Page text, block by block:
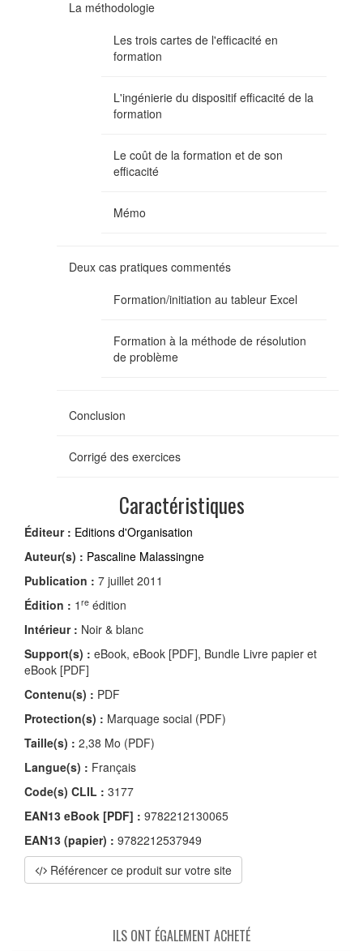
La méthodologie
Les trois cartes de l'efficacité en
formation
L'ingénierie du dispositif efficacité de la
formation
Le coût de la formation et de son
efficacité
Mémo
Deux cas pratiques commentés
Formation/initiation au tableur Excel
Formation à la méthode de résolution
de problème
Conclusion
Corrigé des exercices
Caractéristiques
Éditeur : Editions d'Organisation
Auteur(s) : Pascaline Malassingne
Publication : 7 juillet 2011
Édition : 1 re édition
Intérieur : Noir & blanc
Support(s) : eBook, eBook [PDF], Bundle Livre papier et
eBook [PDF]
Contenu(s) : PDF
Protection(s) : Marquage social (PDF)
Taille(s) : 2,38 Mo (PDF)
Langue(s) : Français
Code(s) CLIL : 3177
EAN13 eBook [PDF] : 9782212130065
EAN13 (papier) : 9782212537949
Référencer ce produit sur votre site
ILS ONT ÉGALEMENT ACHETÉ